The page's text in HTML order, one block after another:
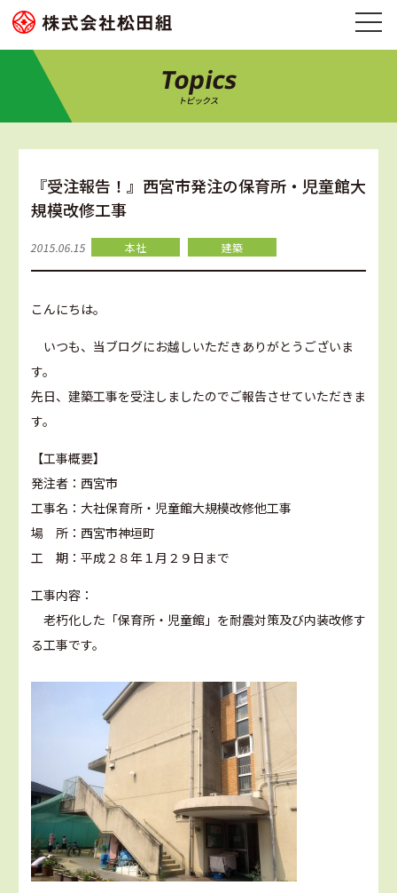
Topics
トピックス
『受注報告！』西宮市発注の保育所・児童館大
規模改修工事
2015.06.15 本社 建築
こんにちは。
いつも、当ブログにお越しいただきありがとうございま
す。
先日、建築工事を受注しましたのでご報告させていただきま
す。
【工事概要】
発注者：西宮市
工事名：大社保育所・児童館大規模改修他工事
場 所：西宮市神垣町
工 期：平成２８年１月２９日まで
工事内容：
老朽化した「保育所・児童館」を耐震対策及び内装改修す
る工事です。